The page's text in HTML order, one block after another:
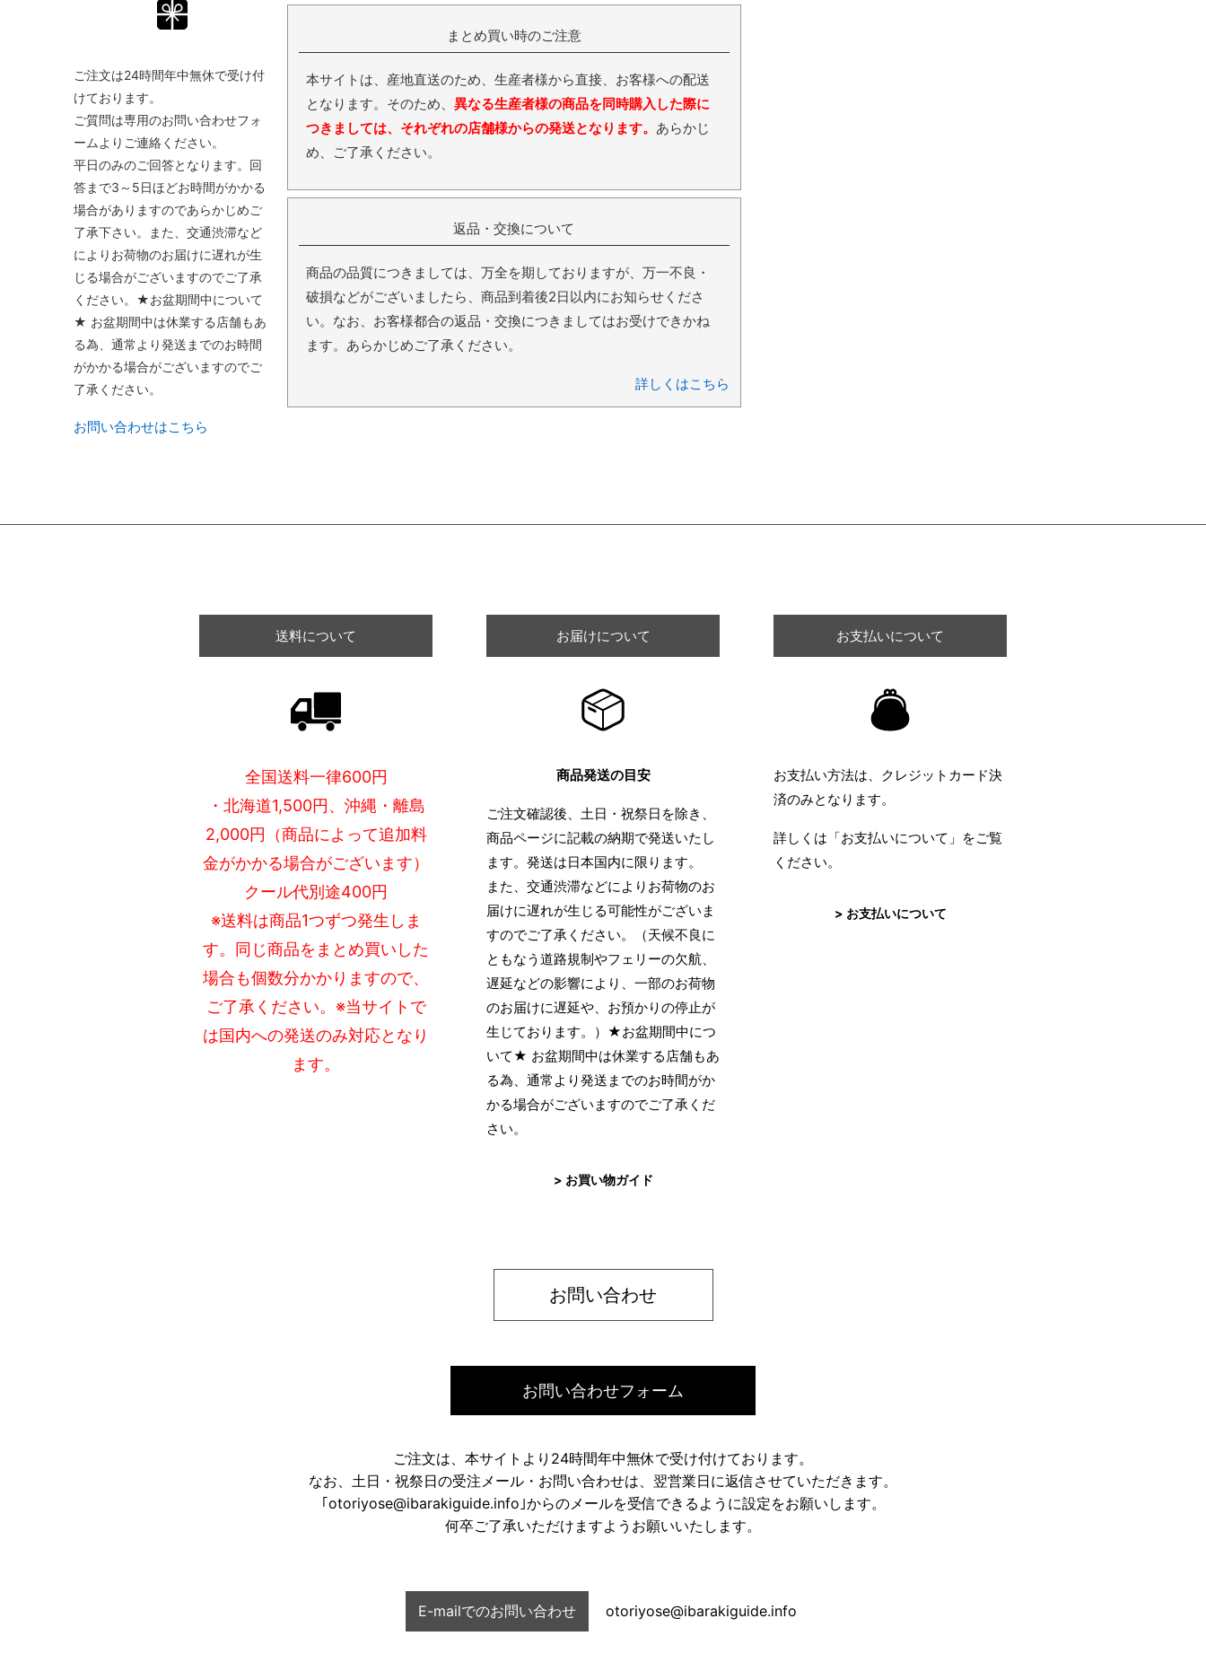
ご注文は24時間年中無休で受け付
けております。
ご質問は専用のお問い合わせフォ
ームよりご連絡ください。
平日のみのご回答となります。回
答まで3～5日ほどお時間がかかる
場合がありますのであらかじめご
了承下さい。また、交通渋滞など
によりお荷物のお届けに遅れが生
じる場合がございますのでご了承
ください。★お盆期間中について
★ お盆期間中は休業する店舗もあ
る為、通常より発送までのお時間
がかかる場合がございますのでご
了承ください。
お問い合わせはこちら
まとめ買い時のご注意
本サイトは、産地直送のため、生産者様から直接、お客様への配送
となります。そのため、 異なる生産者様の商品を同時購入した際に
つきましては、それぞれの店舗様からの発送となります。 あらかじ
め、ご了承ください。
返品・交換について
商品の品質につきましては、万全を期しておりますが、万一不良・
破損などがございましたら、商品到着後2日以内にお知らせくださ
い。なお、お客様都合の返品・交換につきましてはお受けできかね
ます。あらかじめご了承ください。
詳しくはこちら
送料について
全国送料一律600円
・北海道1,500円、沖縄・離島
2,000円（商品によって追加料
金がかかる場合がございます）
クール代別途400円
※送料は商品1つずつ発生しま
す。同じ商品をまとめ買いした
場合も個数分かかりますので、
ご了承ください。※当サイトで
は国内への発送のみ対応となり
ます。
お届けについて
商品発送の目安
ご注文確認後、土日・祝祭日を除き、
商品ページに記載の納期で発送いたし
ます。発送は日本国内に限ります。
また、交通渋滞などによりお荷物のお
届けに遅れが生じる可能性がございま
すのでご了承ください。（天候不良に
ともなう道路規制やフェリーの欠航、
遅延などの影響により、一部のお荷物
のお届けに遅延や、お預かりの停止が
生じております。）★お盆期間中につ
いて★ お盆期間中は休業する店舗もあ
る為、通常より発送までのお時間がか
かる場合がございますのでご了承くだ
さい。
> お買い物ガイド
お支払いについて
お支払い方法は、クレジットカード決
済のみとなります。
詳しくは「お支払いについて」をご覧
ください。
> お支払いについて
お問い合わせ
お問い合わせフォーム
ご注文は、本サイトより24時間年中無休で受け付けております。
なお、土日・祝祭日の受注メール・お問い合わせは、翌営業日に返信させていただきます。
｢otoriyose@ibarakiguide.info｣からのメールを受信できるように設定をお願いします。
何卒ご了承いただけますようお願いいたします。
E-mailでのお問い合わせ otoriyose@ibarakiguide.info